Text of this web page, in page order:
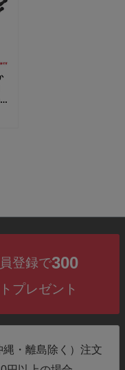
登録で300
プレゼント
・離島除く）注文